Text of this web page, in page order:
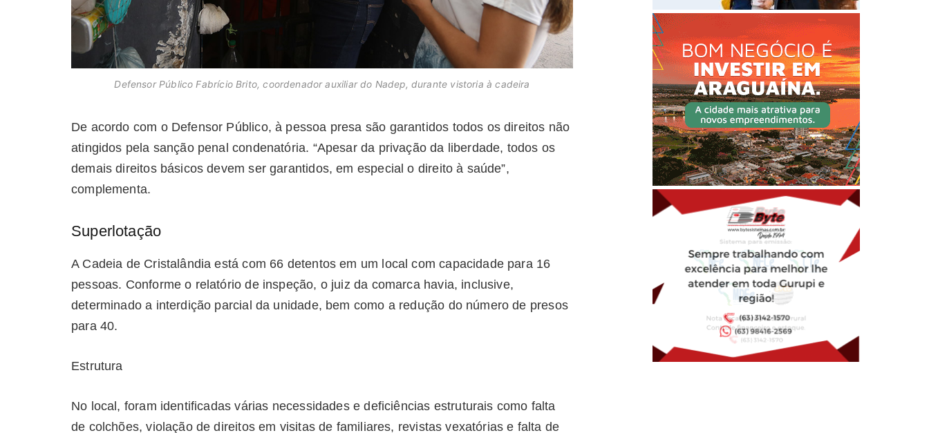
Defensor Público Fabrício Brito, coordenador auxiliar do Nadep, durante vistoria à cadeira
De acordo com o Defensor Público, à pessoa presa são garantidos todos os direitos não
atingidos pela sanção penal condenatória. “Apesar da privação da liberdade, todos os
demais direitos básicos devem ser garantidos, em especial o direito à saúde”,
complementa.
Superlotação
A Cadeia de Cristalândia está com 66 detentos em um local com capacidade para 16
pessoas. Conforme o relatório de inspeção, o juiz da comarca havia, inclusive,
determinado a interdição parcial da unidade, bem como a redução do número de presos
para 40.
Estrutura
No local, foram identificadas várias necessidades e deficiências estruturais como falta
de colchões, violação de direitos em visitas de familiares, revistas vexatórias e falta de